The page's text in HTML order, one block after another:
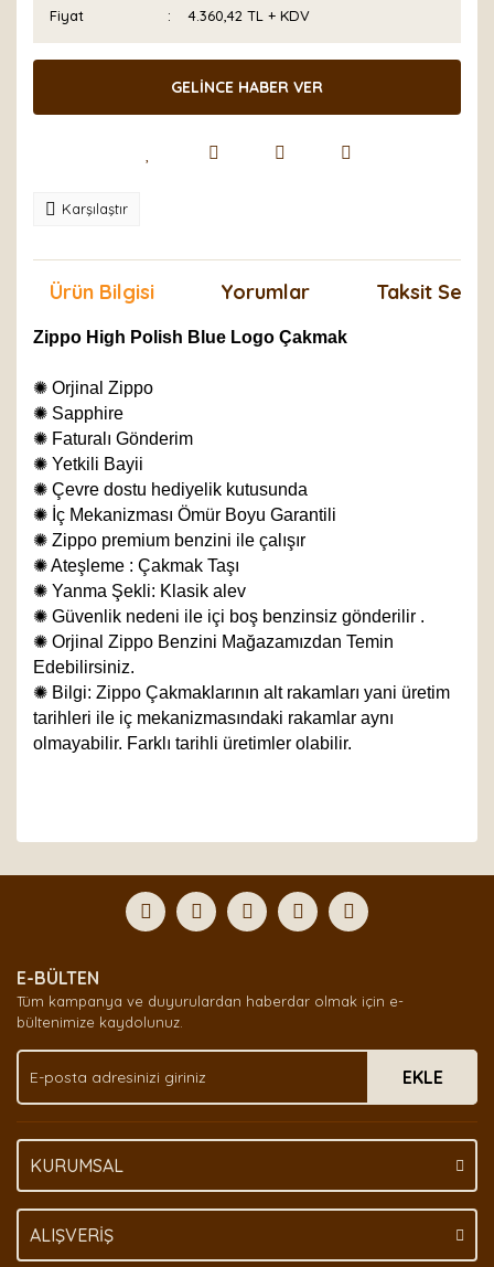
Fiyat 4.360,42 TL + KDV
GELİNCE HABER VER
Karşılaştır
Ürün Bilgisi Yorumlar Taksit
Zippo High Polish Blue Logo Çakmak
✺ Orjinal Zippo
✺ Sapphire
✺ Faturalı Gönderim
✺ Yetkili Bayii
✺ Çevre dostu hediyelik kutusunda
✺ İç Mekanizması Ömür Boyu Garantili
✺ Zippo premium benzini ile çalışır
✺Ateşleme : Çakmak Taşı
✺ Yanma Şekli: Klasik alev
✺ Güvenlik nedeni ile içi boş benzinsiz gönderilir .
✺ Orjinal Zippo Benzini Mağazamızdan Temin
Edebilirsiniz.
✺ Bilgi: Zippo Çakmaklarının alt rakamları yani üretim
tarihleri ile iç mekanizmasındaki rakamlar aynı
olmayabilir. Farklı tarihli üretimler olabilir.
Yorum Yaz
formunu kullanarak tarafımıza iletebilirsiniz.
Görüş ve önerileriniz için teşekkür ederiz.
Ürün açıklamasında eksik bilgiler bulunuyor.
Ürün bilgilerinde hatalar bulunuyor.
Ürün fiyatı diğer sitelerden daha pahalı.
Bu ürüne benzer farklı alternatifler olmalı.
E-BÜLTEN
Tüm kampanya ve duyurulardan haberdar olmak için e-
bültenimize kaydolunuz.
EKLE
KURUMSAL
ALIŞVERİŞ